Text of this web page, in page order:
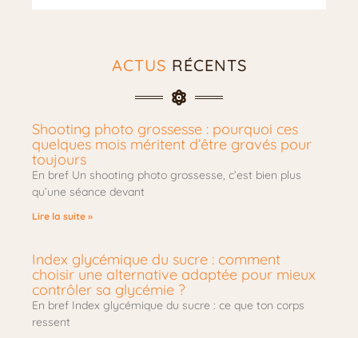
ACTUS RÉCENTS
Shooting photo grossesse : pourquoi ces
quelques mois méritent d’être gravés pour
toujours
En bref Un shooting photo grossesse, c’est bien plus
qu’une séance devant
Lire la suite »
Index glycémique du sucre : comment
choisir une alternative adaptée pour mieux
contrôler sa glycémie ?
En bref Index glycémique du sucre : ce que ton corps
ressent